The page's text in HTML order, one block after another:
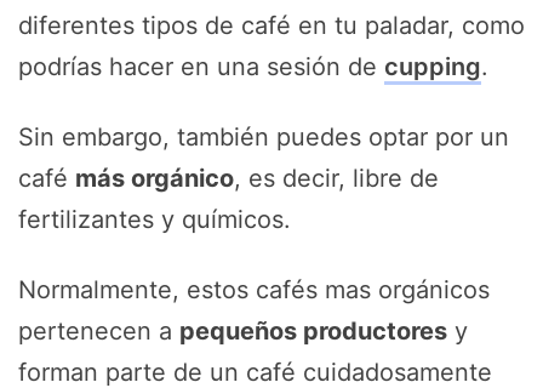
diferentes tipos de café en tu paladar, como
podrías hacer en una sesión de cupping.
Sin embargo, también puedes optar por un
café más orgánico, es decir, libre de
fertilizantes y químicos.
Normalmente, estos cafés mas orgánicos
pertenecen a pequeños productores y
forman parte de un café cuidadosamente